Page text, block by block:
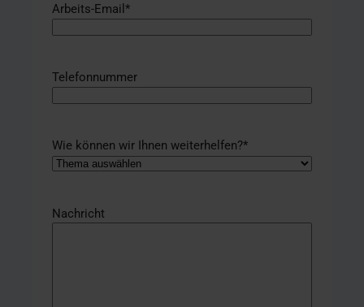
Arbeits-Email *
Telefonnummer
Wie können wir Ihnen weiterhelfen?*
Nachricht